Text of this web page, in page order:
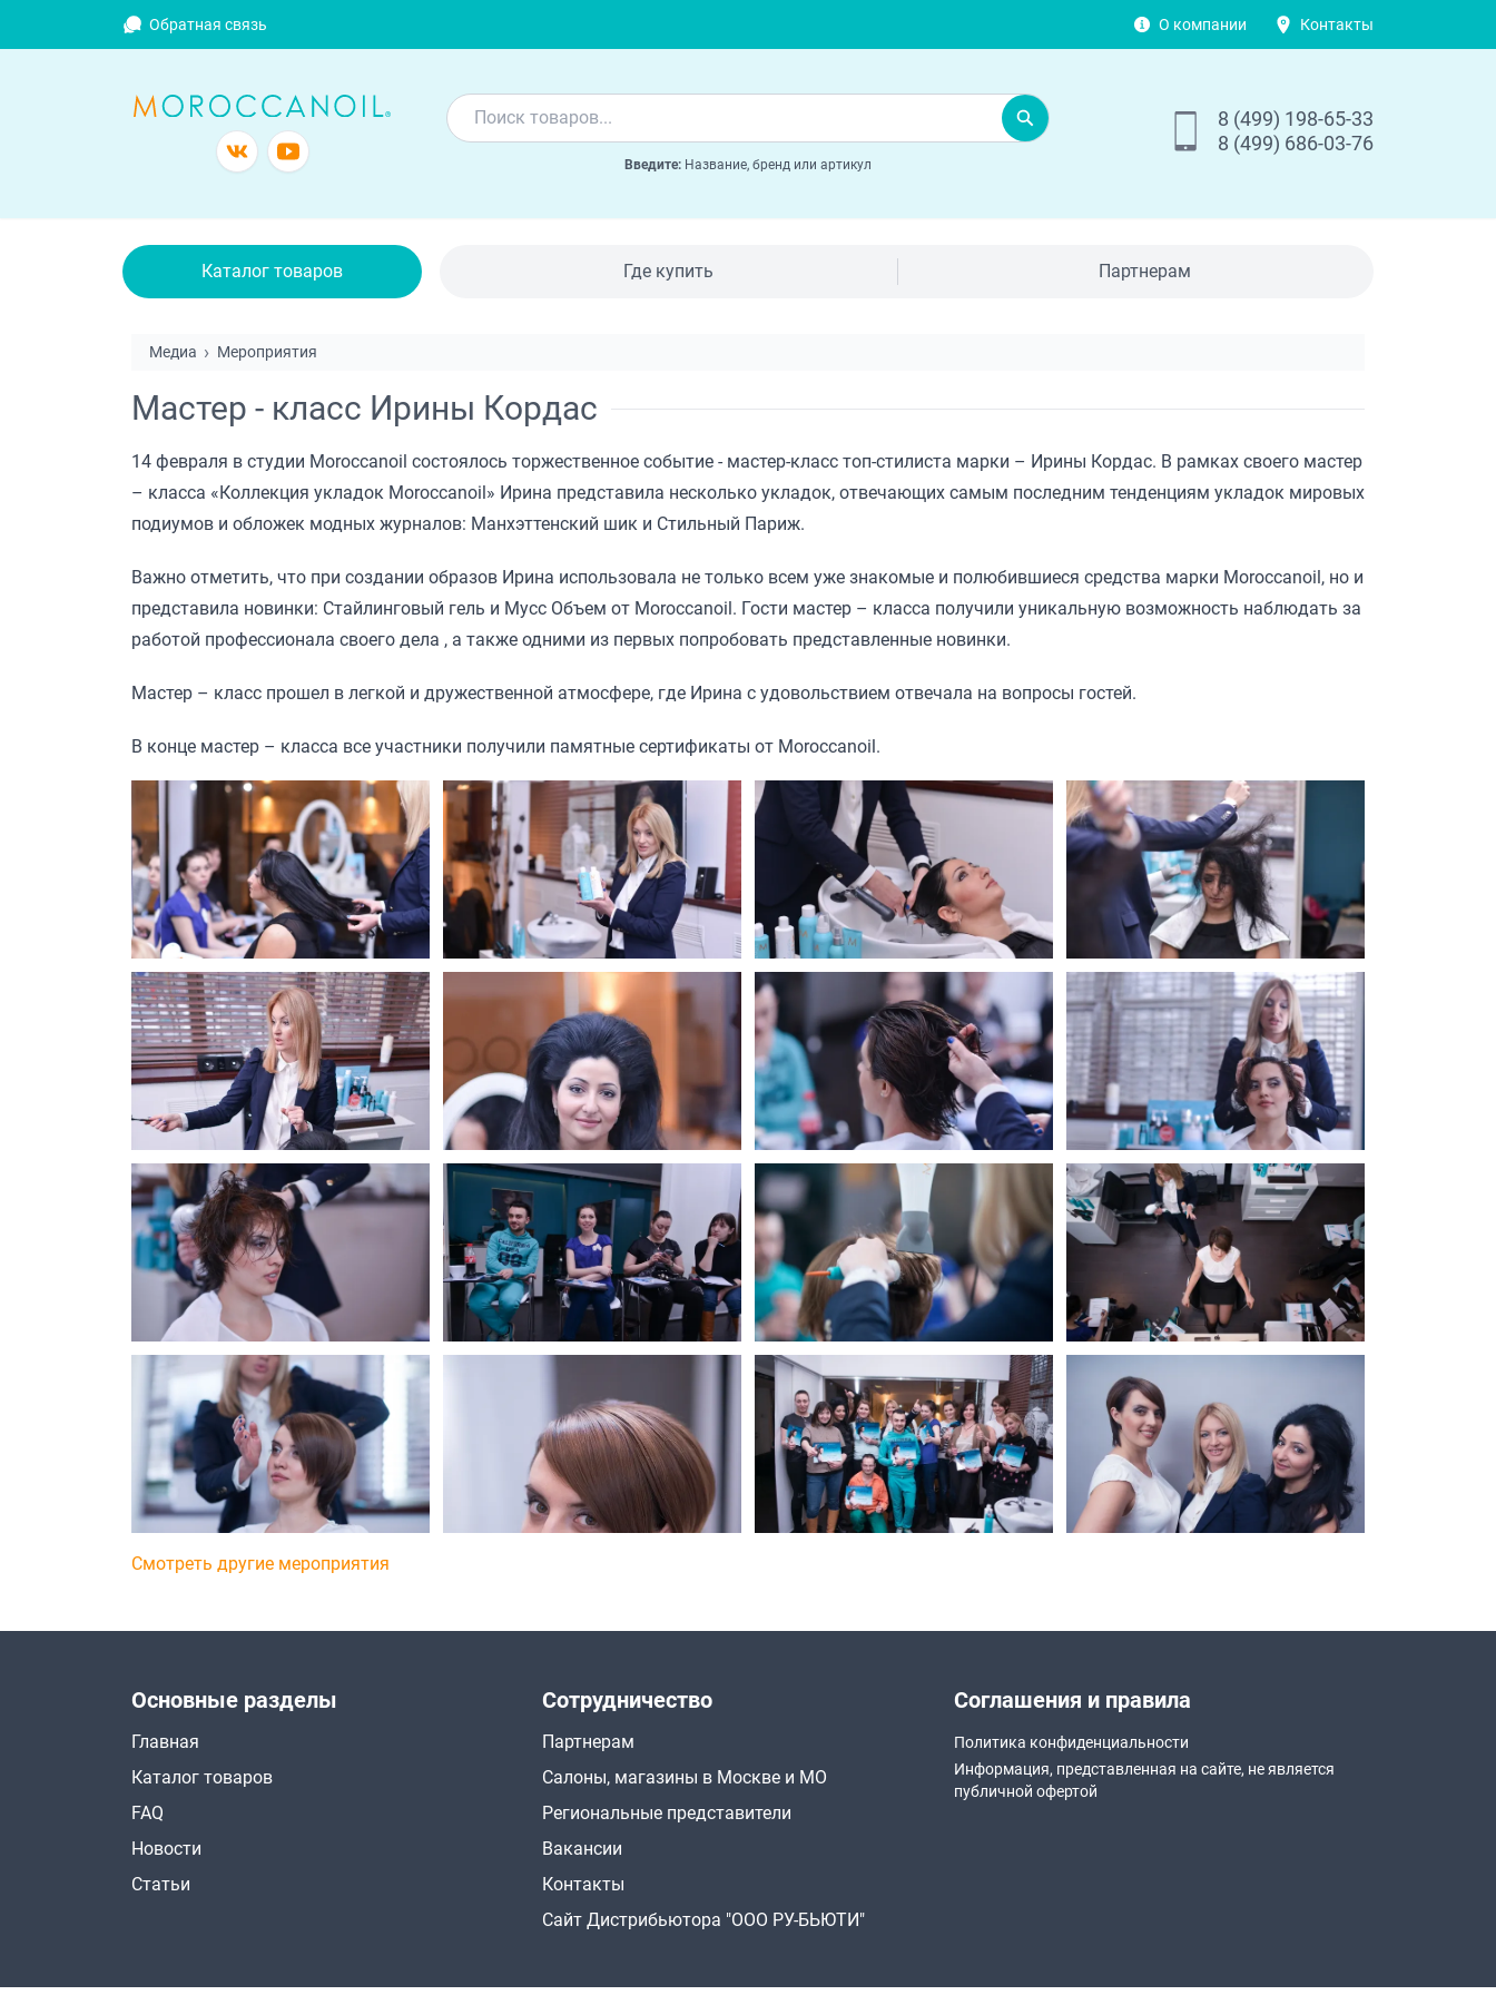
Обратная связь О компании Контакты
Введите: Название, бренд или артикул
8 (499) 198-65-33
8 (499) 686-03-76
Каталог товаров Где купить Партнерам
Медиа Мероприятия
Мастер - класс Ирины Кордас
14 февраля в студии Moroccanoil состоялось торжественное событие - мастер-класс топ-стилиста марки – Ирины Кордас. В рамках своего мастер
– класса «Коллекция укладок Moroccanoil» Ирина представила несколько укладок, отвечающих самым последним тенденциям укладок мировых
подиумов и обложек модных журналов: Манхэттенский шик и Стильный Париж.
Важно отметить, что при создании образов Ирина использовала не только всем уже знакомые и полюбившиеся средства марки Moroccanoil, но и
представила новинки: Стайлинговый гель и Мусс Объем от Moroccanoil. Гости мастер – класса получили уникальную возможность наблюдать за
работой профессионала своего дела , а также одними из первых попробовать представленные новинки.
Мастер – класс прошел в легкой и дружественной атмосфере, где Ирина с удовольствием отвечала на вопросы гостей.
В конце мастер – класса все участники получили памятные сертификаты от Moroccanoil.
Смотреть другие мероприятия
Основные разделы
Главная
Каталог товаров
FAQ
Новости
Статьи
Сотрудничество
Партнерам
Салоны, магазины в Москве и МО
Региональные представители
Вакансии
Контакты
Сайт Дистрибьютора "ООО РУ-БЬЮТИ"
Соглашения и правила
Политика конфиденциальности
Информация, представленная на сайте, не является
публичной офертой